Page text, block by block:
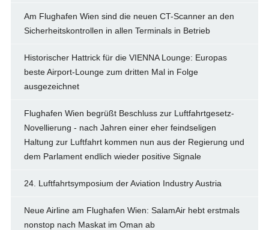
Am Flughafen Wien sind die neuen CT-Scanner an den
Sicherheitskontrollen in allen Terminals in Betrieb
Historischer Hattrick für die VIENNA Lounge: Europas
beste Airport-Lounge zum dritten Mal in Folge
ausgezeichnet
Flughafen Wien begrüßt Beschluss zur Luftfahrtgesetz-
Novellierung - nach Jahren einer eher feindseligen
Haltung zur Luftfahrt kommen nun aus der Regierung und
dem Parlament endlich wieder positive Signale
24. Luftfahrtsymposium der Aviation Industry Austria
Neue Airline am Flughafen Wien: SalamAir hebt erstmals
nonstop nach Maskat im Oman ab